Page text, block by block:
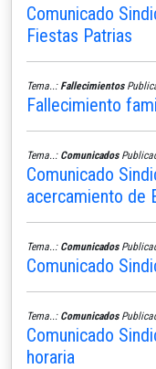
Comunicado
Fiestas Patrias
Tema..: Fallecimientos
Fallecimiento
Tema..: Comunicados
Comunicado
acercamiento de
Tema..: Comunicados
Comunicado
Tema..: Comunicados
Comunicado
horaria